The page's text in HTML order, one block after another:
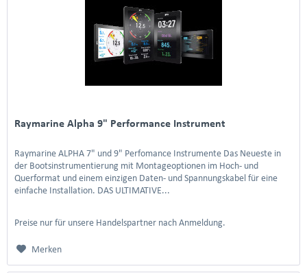
Raymarine Alpha 9" Performance Instrument
Raymarine ALPHA 7" und 9" Perfomance Instrumente Das Neueste in
der Bootsinstrumentierung mit Montageoptionen im Hoch- und
Querformat und einem einzigen Daten- und Spannungskabel für eine
einfache Installation. DAS ULTIMATIVE...
Preise nur für unsere Handelspartner nach Anmeldung.
Merken